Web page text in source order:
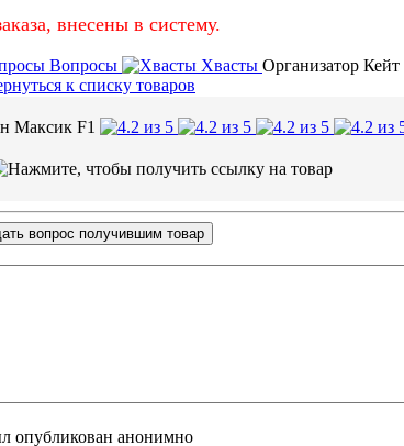
внесены в систему.
Вопросы Хвасты Организатор
к списку товаров
Максик F1
вопрос получившим товар
опубликован анонимно